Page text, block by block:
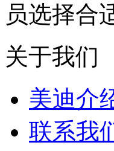
员选择合
关于我们
美迪介
联系我